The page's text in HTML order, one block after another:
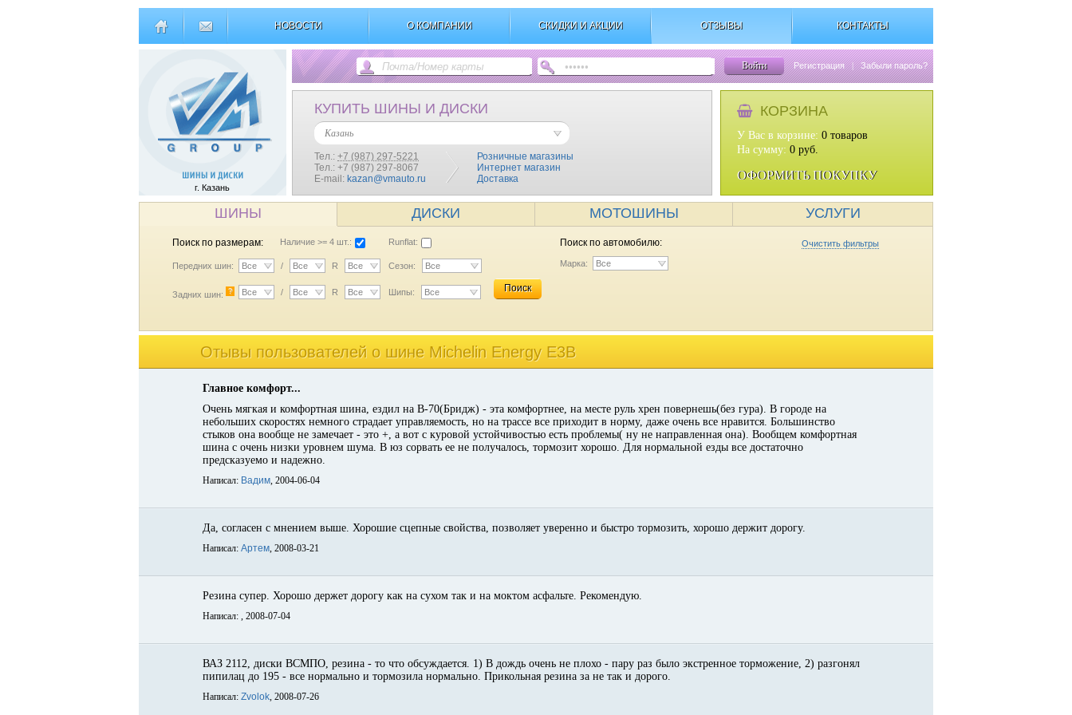
НОВОСТИ О КОМПАНИИ СКИДКИ И АКЦИИ ОТЗЫВЫ КОНТАКТЫ
г. Казань
Войти Регистрация | Забыли пароль?
КУПИТЬ ШИНЫ И ДИСКИ
Казань
Тел.: +7 (987) 297-5221
Тел.: +7 (987) 297-8067
E-mail: kazan@vmauto.ru
Розничные магазины
Интернет магазин
Доставка
КОРЗИНА
У Вас в корзине: 0 товаров
На сумму: 0 руб.
ОФОРМИТЬ ПОКУПКУ
ШИНЫ ДИСКИ МОТОШИНЫ УСЛУГИ
Поиск по размерам: Наличие >= 4 шт.: Runflat:
Передних шин: Все / Все R Все Сезон: Все
Задних шин: ? Все / Все R Все Шипы: Все Поиск
Поиск по автомобилю: Очистить фильтры
Марка: Все
Отывы пользователей o шине Michelin Energy E3B
Главное комфорт...
Очень мягкая и комфортная шина, ездил на B-70(Бридж) - эта комфортнее, на месте руль хрен повернешь(без гура). В городе на
небольших скоростях немного страдает управляемость, но на трассе все приходит в норму, даже очень все нравится. Большинство
стыков она вообще не замечает - это +, а вот с куровой устойчивостью есть проблемы( ну не направленная она). Вообщем комфортная
шина с очень низки уровнем шума. В юз сорвать ее не получалось, тормозит хорошо. Для нормальной езды все достаточно
предсказуемо и надежно.
Написал: Вадим, 2004-06-04
Да, согласен с мнением выше. Хорошие сцепные свойства, позволяет уверенно и быстро тормозить, хорошо держит дорогу.
Написал: Артем, 2008-03-21
Резина супер. Хорошо держет дорогу как на сухом так и на моктом асфальте. Рекомендую.
Написал: , 2008-07-04
ВАЗ 2112, диски ВСМПО, резина - то что обсуждается. 1) В дождь очень не плохо - пару раз было экстренное торможение, 2) разгонял
пипилац до 195 - все нормально и тормозила нормально. Прикольная резина за не так и дорого.
Написал: Zvolok, 2008-07-26